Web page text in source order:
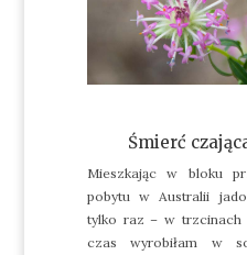
Śmierć
Mieszkając w bloku
pobytu w Australii
tylko raz – w trzcinach
czas wyrobiłam w